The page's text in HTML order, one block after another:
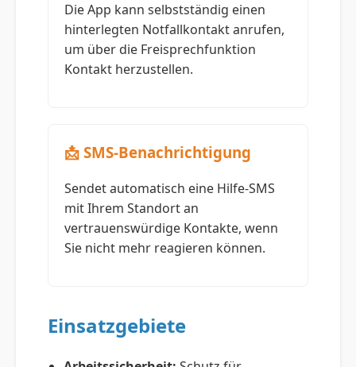
Die App kann selbstständig einen
hinterlegten Notfallkontakt anrufen,
um über die Freisprechfunktion
Kontakt herzustellen.
📩 SMS-Benachrichtigung
Sendet automatisch eine Hilfe-SMS
mit Ihrem Standort an
vertrauenswürdige Kontakte, wenn
Sie nicht mehr reagieren können.
Einsatzgebiete